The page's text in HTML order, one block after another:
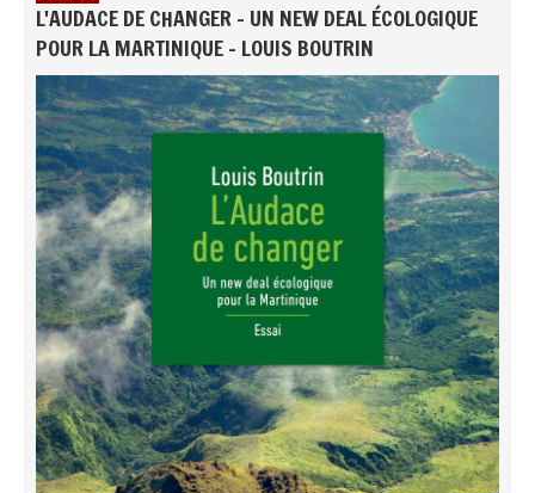
L'AUDACE DE CHANGER - UN NEW DEAL ÉCOLOGIQUE
POUR LA MARTINIQUE - LOUIS BOUTRIN